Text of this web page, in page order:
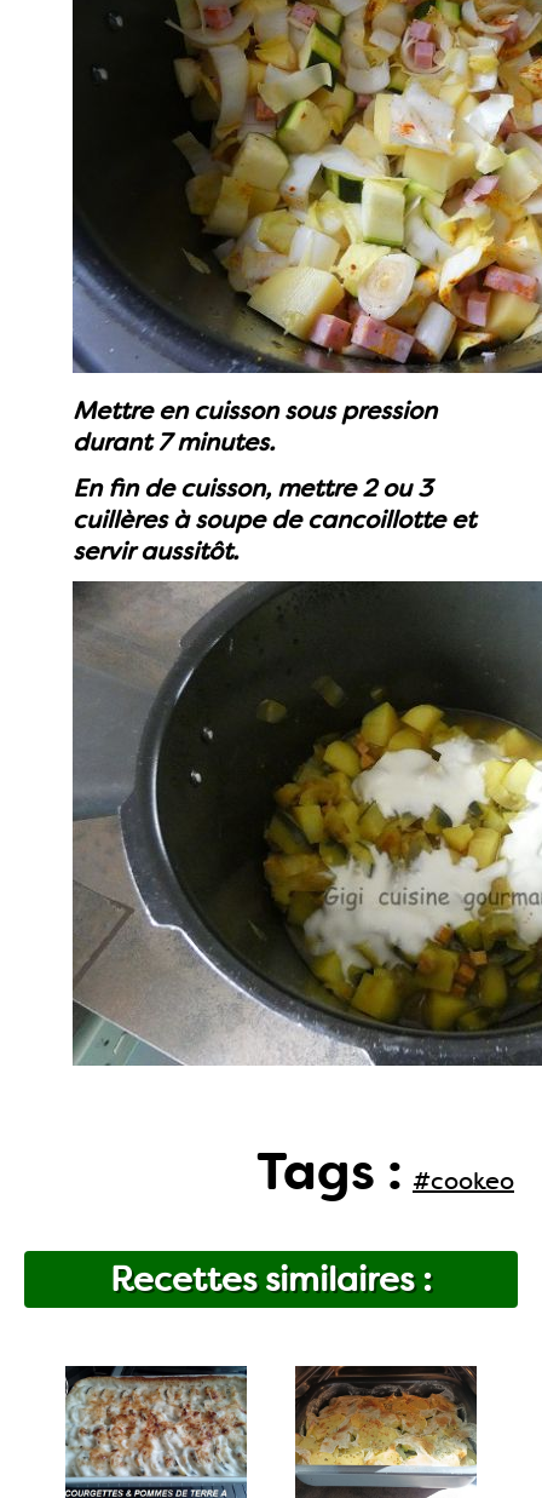
Mettre en cuisson sous pression
durant 7 minutes.
En fin de cuisson, mettre 2 ou 3
cuillères à soupe de cancoillotte et
servir aussitôt.
Tags : #cookeo
Recettes similaires :